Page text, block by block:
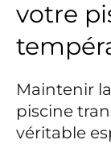
votre
Maintenir
piscine
véritable